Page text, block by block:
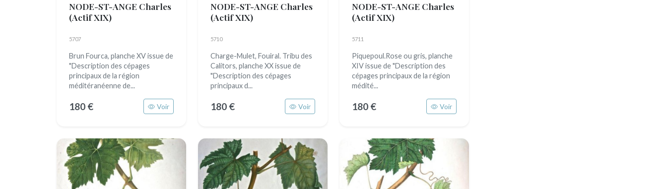
NODE-ST-ANGE Charles
(Actif XIX)
5707
Brun Fourca, planche XV issue de
"Description des cépages
principaux de la région
méditéranéenne de...
180 € Voir
NODE-ST-ANGE Charles
(Actif XIX)
5710
Charge-Mulet, Fouiral. Tribu des
Calitors, planche XX issue de
"Description des cépages
principaux d...
180 € Voir
NODE-ST-ANGE Charles
(Actif XIX)
5711
Piquepoul.Rose ou gris, planche
XIV issue de "Description des
cépages principaux de la région
médité...
180 € Voir